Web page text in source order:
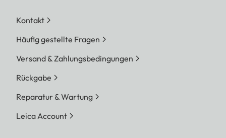
Kontakt
Häufig gestellte Fragen
Versand & Zahlungsbedingungen
Rückgabe
Reparatur & Wartung
Leica Account